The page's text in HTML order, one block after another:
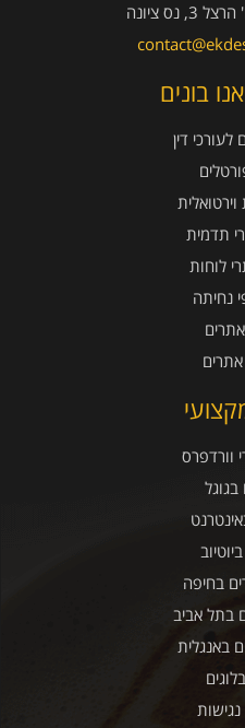
3, נס ציונה
בונים
לעורכי דין
תדמית
לוחות
נחיתה
וורדפרס
בחיפה
בתל אביב
באנגלית